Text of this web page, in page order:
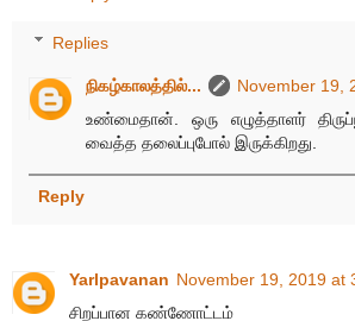
Replies
நிகழ்காலத்தில்...
November 19,
உண்மைதான். ஒரு எழுத்தாளர்
வைத்த தலைப்புபோல் இருக்கிறது.
Reply
Yarlpavanan November 19, 2019 at
சிறப்பான கண்ணோட்டம்